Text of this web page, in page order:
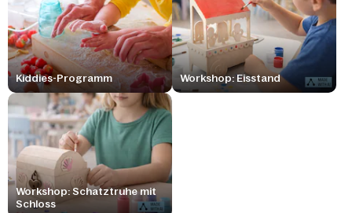
Kiddies-Programm Workshop: Eisstand
Workshop: Schatztruhe mit
Schloss